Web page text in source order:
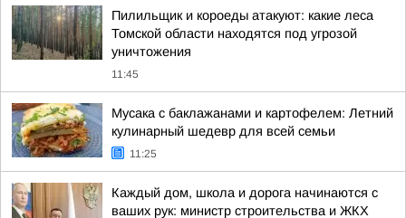
Пилильщик и короеды атакуют: какие леса
Томской области находятся под угрозой
уничтожения
11:45
Мусака с баклажанами и картофелем: Летний
кулинарный шедевр для всей семьи
11:25
Каждый дом, школа и дорога начинаются с
ваших рук: министр строительства и ЖКХ